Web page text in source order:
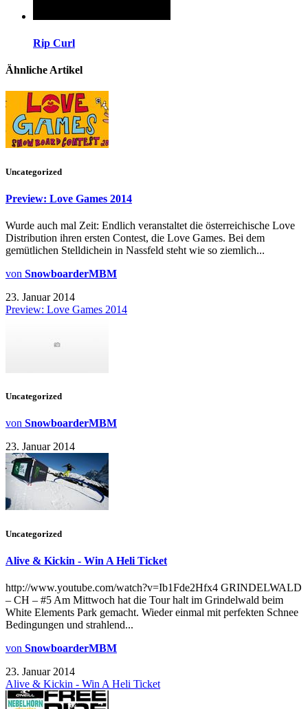
Rip Curl
Ähnliche Artikel
Uncategorized
Preview: Love Games 2014
Wurde auch mal Zeit: Endlich veranstaltet die österreichische Love
Distribution ihren ersten Contest, die Love Games. Bei dem
gemütlichen Stelldichein in Nassfeld steht wie so ziemlich...
von SnowboarderMBM
23. Januar 2014
Preview: Love Games 2014
Uncategorized
von SnowboarderMBM
23. Januar 2014
Uncategorized
Alive & Kickin - Win A Heli Ticket
http://www.youtube.com/watch?v=Ib1Fde2Hfx4 GRINDELWALD
– CH – #5 Am Mittwoch hat die Tour halt im Grindelwald beim
White Elements Park gemacht. Wieder einmal mit perfekten Schnee
Bedingungen und strahlend...
von SnowboarderMBM
23. Januar 2014
Alive & Kickin - Win A Heli Ticket